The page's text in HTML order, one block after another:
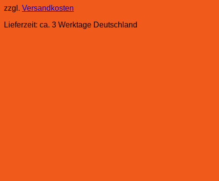
zzgl. Versandkosten
Lieferzeit: ca. 3 Werktage Deutschland